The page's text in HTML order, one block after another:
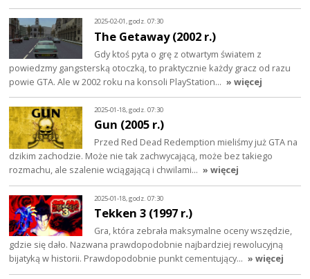
2025-02-01, godz. 07:30
The Getaway (2002 r.)
Gdy ktoś pyta o grę z otwartym światem z
powiedzmy gangsterską otoczką, to praktycznie każdy gracz od razu
powie GTA. Ale w 2002 roku na konsoli PlayStation… » więcej
2025-01-18, godz. 07:30
Gun (2005 r.)
Przed Red Dead Redemption mieliśmy już GTA na
dzikim zachodzie. Może nie tak zachwycającą, może bez takiego
rozmachu, ale szalenie wciągającą i chwilami… » więcej
2025-01-18, godz. 07:30
Tekken 3 (1997 r.)
Gra, która zebrała maksymalne oceny wszędzie,
gdzie się dało. Nazwana prawdopodobnie najbardziej rewolucyjną
bijatyką w historii. Prawdopodobnie punkt cementujący… » więcej